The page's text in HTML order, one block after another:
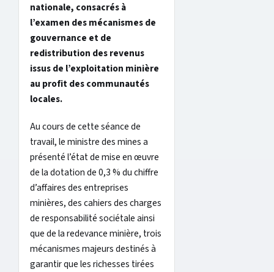
nationale, consacrés à
l’examen des mécanismes de
gouvernance et de
redistribution des revenus
issus de l’exploitation minière
au profit des communautés
locales.
Au cours de cette séance de
travail, le ministre des mines a
présenté l’état de mise en œuvre
de la dotation de 0,3 % du chiffre
d’affaires des entreprises
minières, des cahiers des charges
de responsabilité sociétale ainsi
que de la redevance minière, trois
mécanismes majeurs destinés à
garantir que les richesses tirées